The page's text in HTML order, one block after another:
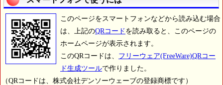
このページをスマートフォンなどから読み込む場合
は、上記のQRコード を読み取ると、このページの
ホームページが表示されます。
このQRコードは、 フリーウェア(FreeWare)QRコー
ド生成ツールで作りました。
（QRコードは、株式会社デンソーウェーブの登録商標です）